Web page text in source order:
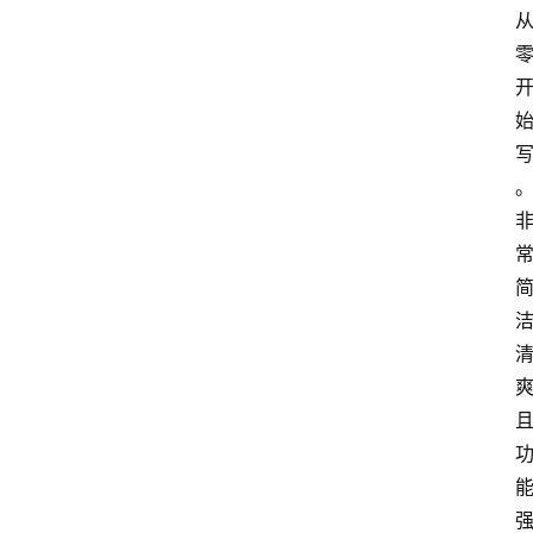
从
零
开
始
写
。
非
常
简
洁
清
爽
且
功
能
强